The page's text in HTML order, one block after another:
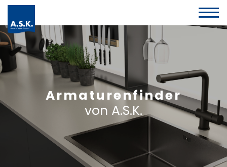
Armaturenfinder
von A.S.K.